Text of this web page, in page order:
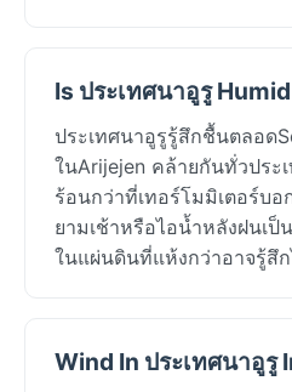
Is ประเทศนาอูรู
ประเทศนาอูรูรู้สึกชื้นตลอด
ในArijejen คล้ายกันทั่วประ
ร้อนกว่าที่เทอร์โมมิเตอร์บ
ยามเช้าหรือไอน้ำหลังฝนเป็
ในแผ่นดินที่แห้งกว่าอาจรู้สึ
Wind In ประเทศนาอูรู